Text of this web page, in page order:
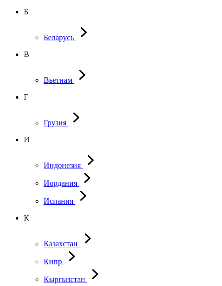
Б
Беларусь
В
Вьетнам
Г
Грузия
И
Индонезия
Иордания
Испания
К
Казахстан
Кипр
Кыргызстан